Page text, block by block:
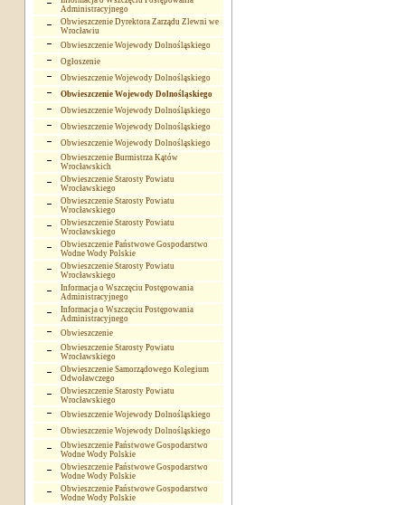
Administracyjnego
Obwieszczenie Dyrektora Zarządu Zlewni we
Wrocławiu
Obwieszczenie Wojewody Dolnośląskiego
Ogłoszenie
Obwieszczenie Wojewody Dolnośląskiego
Obwieszczenie Wojewody Dolnośląskiego
Obwieszczenie Wojewody Dolnośląskiego
Obwieszczenie Wojewody Dolnośląskiego
Obwieszczenie Wojewody Dolnośląskiego
Obwieszczenie Burmistrza Kątów
Wrocławskich
Obwieszczenie Starosty Powiatu
Wrocławskiego
Obwieszczenie Starosty Powiatu
Wrocławskiego
Obwieszczenie Starosty Powiatu
Wrocławskiego
Obwieszczenie Państwowe Gospodarstwo
Wodne Wody Polskie
Obwieszczenie Starosty Powiatu
Wrocławskiego
Informacja o Wszczęciu Postępowania
Administracyjnego
Informacja o Wszczęciu Postępowania
Administracyjnego
Obwieszczenie
Obwieszczenie Starosty Powiatu
Wrocławskiego
Obwieszczenie Samorządowego Kolegium
Odwoławczego
Obwieszczenie Starosty Powiatu
Wrocławskiego
Obwieszczenie Wojewody Dolnośląskiego
Obwieszczenie Wojewody Dolnośląskiego
Obwieszczenie Państwowe Gospodarstwo
Wodne Wody Polskie
Obwieszczenie Państwowe Gospodarstwo
Wodne Wody Polskie
Obwieszczenie Państwowe Gospodarstwo
Wodne Wody Polskie